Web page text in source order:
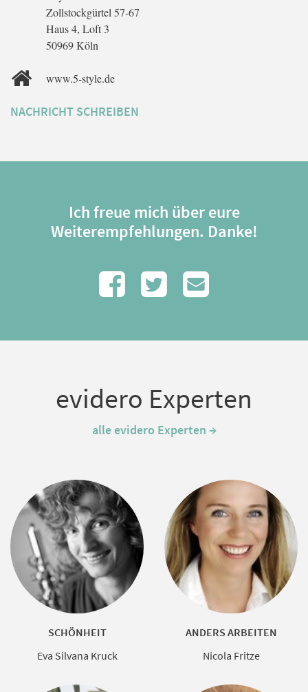
Zollstockgürtel 57-67
Haus 4, Loft 3
50969 Köln
www.5-style.de
NACHRICHT SCHREIBEN
Ich freue mich über eure
Weiterempfehlungen. Danke!
evidero Experten
alle evidero Experten →
SCHÖNHEIT
Eva Silvana Kruck
ANDERS ARBEITEN
Nicola Fritze